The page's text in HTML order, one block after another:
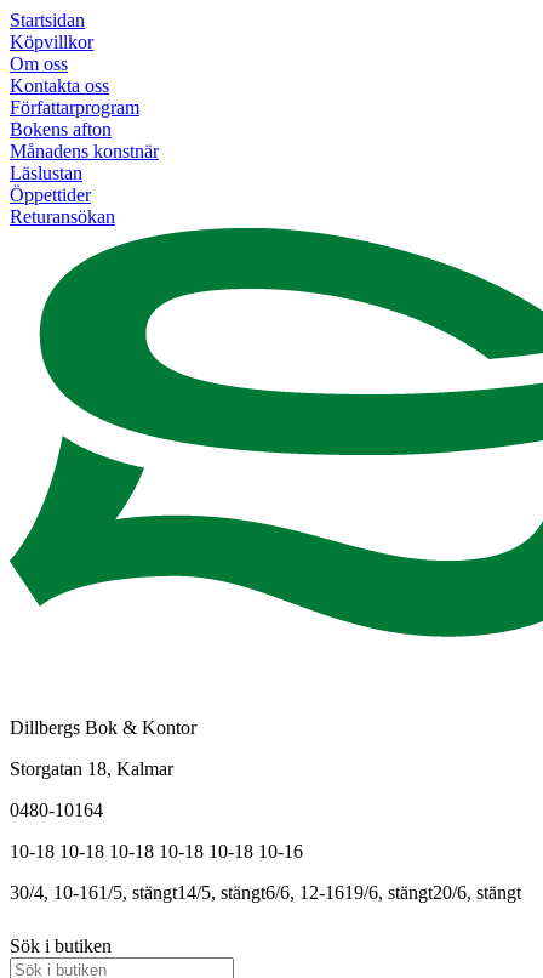
Startsidan
Köpvillkor
Om oss
Kontakta oss
Författarprogram
Bokens afton
Månadens konstnär
Läslustan
Öppettider
Returansökan
Dillbergs Bok & Kontor
Storgatan 18, Kalmar
0480-10164
10-18 10-18 10-18 10-18 10-18 10-16
30/4, 10-161/5, stängt14/5, stängt6/6, 12-1619/6, stängt20/6, stängt
Sök i butiken